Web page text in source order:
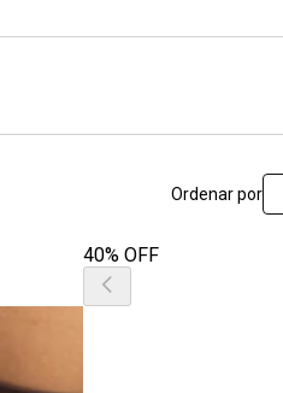
Ordenar por
40% OFF